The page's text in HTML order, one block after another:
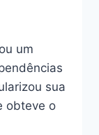
um
sua
obteve o